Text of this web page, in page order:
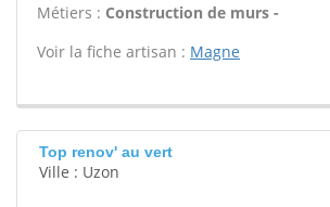
Métiers : Construction de murs -
Voir la fiche artisan : Magne
Top renov' au vert
Ville : Uzon